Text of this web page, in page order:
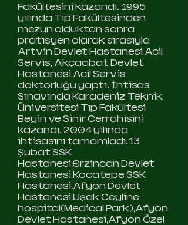
Fakültesini kazandı. 1995
yılında Tıp Fakültesinden
mezun olduktan sonra
pratisyen olarak sırasıyla
Artvin Devlet Hastanesi Acil
Servis, Akçaabat Devlet
Hastanesi Acil Servis
doktorluğu yaptı. İhtisas
Sınavında Karadeniz Teknik
Üniversitesi Tıp Fakültesi
Beyin ve Sinir Cerrahisini
kazandı. 2004 yılında
ihtisasını tamamladı.13
Şubat SSK
Hastanesi,Erzincan Devlet
Hastanesi,Kocatepe SSK
Hastanesi,Afyon Devlet
Hastanesi,Uşak Ceyline
hospital(Medical Park),Afyon
Devlet Hastanesi,Afyon Özel